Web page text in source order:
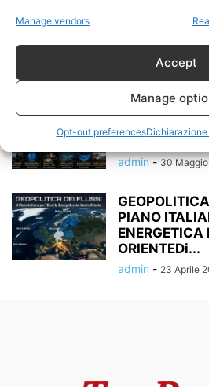
Manage vendors
Accept
Manage
Opt-out preferences
KENNEDY-
- 7 Giugno
Dalla Siberia
Multipolare: il
dell’FSB che...
admin - 30
PIANO
ENERGETICA
ORIENTEDi...
admin - 23 Aprile